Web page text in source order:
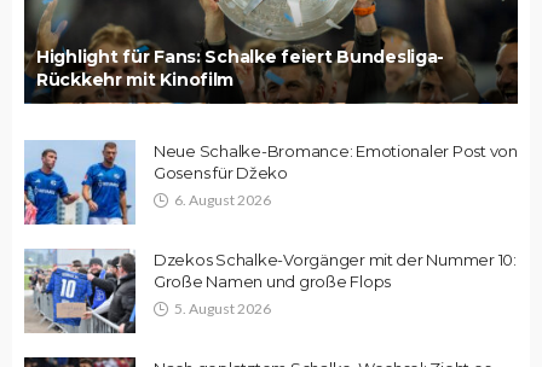
Highlight für Fans: Schalke feiert Bundesliga-
Rückkehr mit Kinofilm
Neue Schalke-Bromance: Emotionaler Post von
Gosens für Džeko
6. August 2026
Dzekos Schalke-Vorgänger mit der Nummer 10:
Große Namen und große Flops
5. August 2026